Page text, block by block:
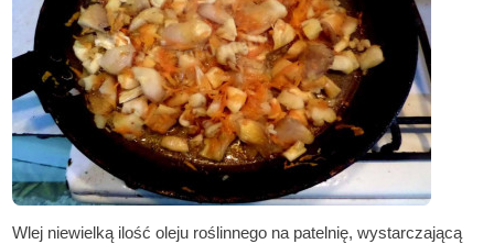
Wlej niewielką ilość oleju roślinnego na patelnię, wystarczającą